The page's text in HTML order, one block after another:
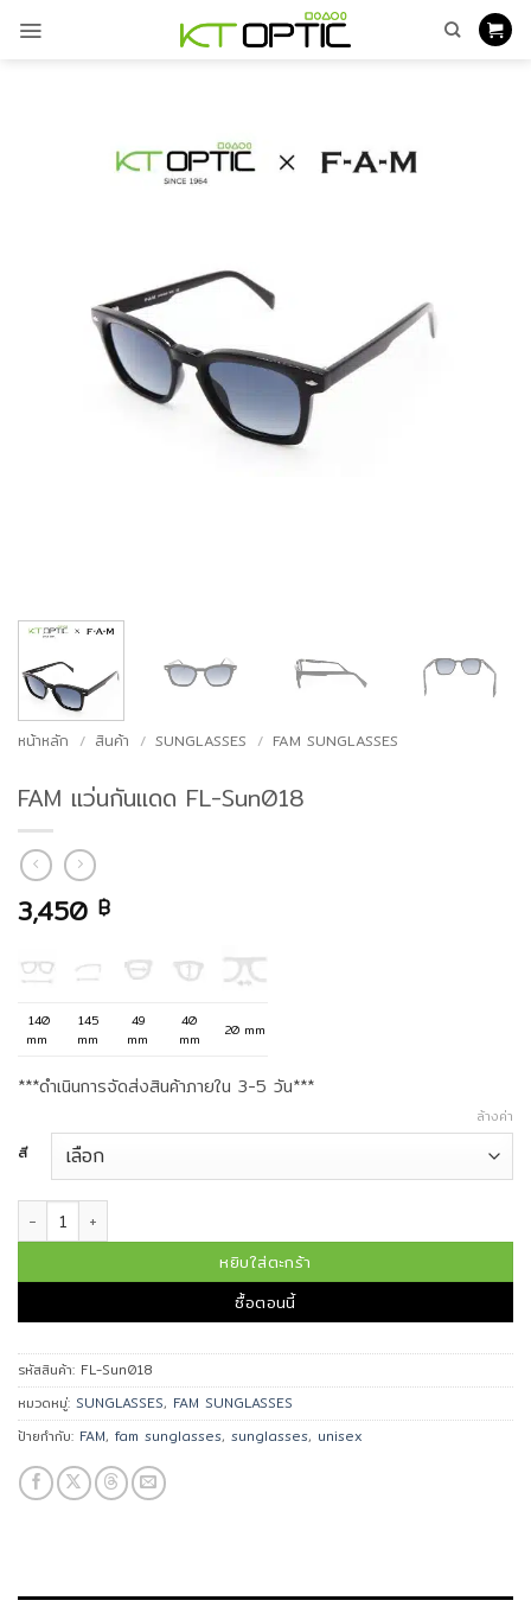
หน้าหลัก / สินค้า / SUNGLASSES / FAM SUNGLASSES
FAM แว่นกันแดด FL-Sun018
3,450 ฿
140
mm
145
mm
49
mm
40
mm
20 mm
***ดำเนินการจัดส่งสินค้าภายใน 3-5 วัน***
สี
ล้างค่า
จำนวน FAM แว่นกันแดด FL-Sun018 ชิ้น
หยิบใส่ตะกร้า
ซื้อตอนนี้
รหัสสินค้า: FL-Sun018
หมวดหมู่: SUNGLASSES, FAM SUNGLASSES
ป้ายกำกับ: FAM, fam sunglasses, sunglasses, unisex